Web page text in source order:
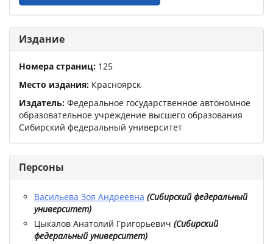
Издание
Номера страниц: 125
Место издания: Красноярск
Издатель: Федеральное государственное автономное
образовательное учреждение высшего образования
Сибирский федеральный университет
Персоны
Васильева Зоя Андреевна (Сибирский федеральный
университет)
Цыкалов Анатолий Григорьевич (Сибирский
федеральный университет)